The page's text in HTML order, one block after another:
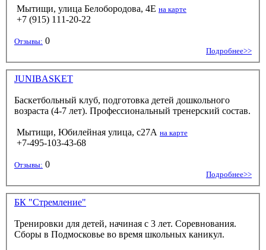
Мытищи, улица Белобородова, 4Е на карте
+7 (915) 111-20-22
Отзывы: 0
Подробнее>>
JUNIBASKET
Баскетбольный клуб, подготовка детей дошкольного
возраста (4-7 лет). Профессиональный тренерский состав.
Мытищи, Юбилейная улица, с27А на карте
+7-495-103-43-68
Отзывы: 0
Подробнее>>
БК "Стремление"
Тренировки для детей, начиная с 3 лет. Соревнования.
Сборы в Подмосковье во время школьных каникул.